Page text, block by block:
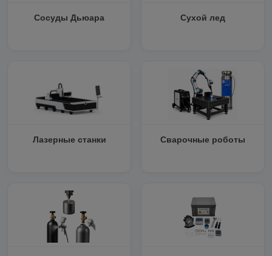
Сосуды Дьюара Сухой лед
Лазерные станки Сварочные роботы